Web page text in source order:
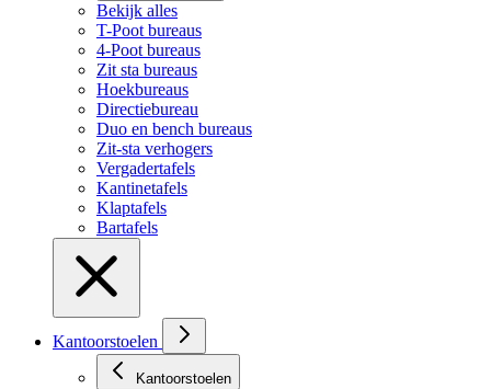
Bekijk alles
T-Poot bureaus
4-Poot bureaus
Zit sta bureaus
Hoekbureaus
Directiebureau
Duo en bench bureaus
Zit-sta verhogers
Vergadertafels
Kantinetafels
Klaptafels
Bartafels
Kantoorstoelen
Kantoorstoelen